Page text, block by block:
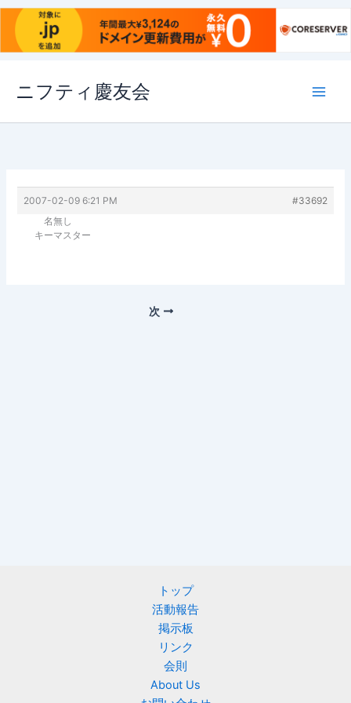
ス
ニフティ慶友会
2007-02-09 6:21 PM
#33692
名無し
キーマスター
次
トップ
活動報告
掲示板
リンク
会則
About Us